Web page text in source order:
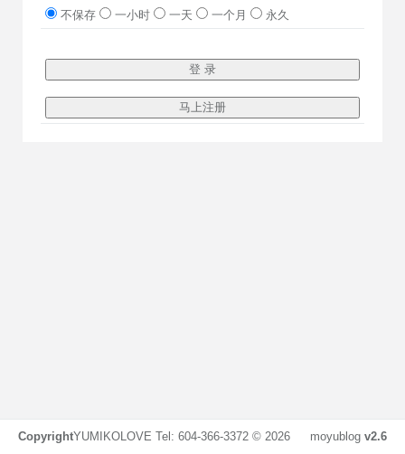
不保存 一小时 一天 一个月 永久
moyublog v2.6
CopyrightYUMIKOLOVE Tel: 604-366-3372 © 2026